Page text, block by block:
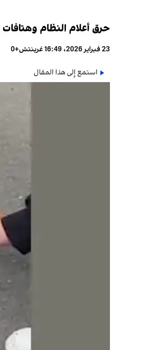
حرق أعلام النظام
23 فبراير 2026، 16:49 غرينتش+0
استمع إلى هذا المقال